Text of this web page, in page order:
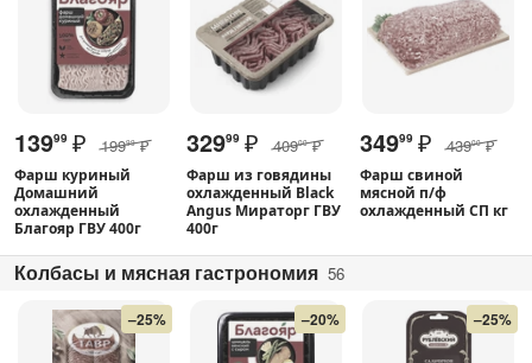
13999 ₽ 19999 ₽
Фарш куриный
Домашний
охлажденный
Благояр ГВУ 400г
32999 ₽ 40900 ₽
Фарш из говядины
охлажденный Black
Angus Мираторг ГВУ
400г
34999 ₽ 43900 ₽
Фарш свиной
мясной п/ф
охлажденный СП кг
Колбасы и мясная гастрономия 56
–25% –20% –25%